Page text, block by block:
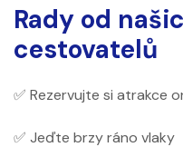
Rady od
cestovatelů
✅ Rezervujte si atrakce
✅ Jeďte brzy ráno vlaky